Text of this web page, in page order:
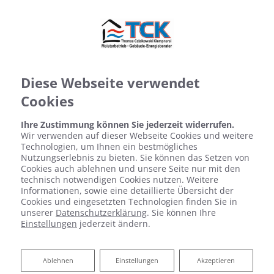
Diese Webseite verwendet
Cookies
Ihre Zustimmung können Sie jederzeit widerrufen.
Wir verwenden auf dieser Webseite Cookies und weitere
Technologien, um Ihnen ein bestmögliches
Nutzungserlebnis zu bieten. Sie können das Setzen von
Cookies auch ablehnen und unsere Seite nur mit den
technisch notwendigen Cookies nutzen. Weitere
Informationen, sowie eine detaillierte Übersicht der
Cookies und eingesetzten Technologien finden Sie in
unserer Datenschutzerklärung. Sie können Ihre
Einstellungen jederzeit ändern.
Akzeptieren
Einstellungen
Ablehnen
Ablehnen